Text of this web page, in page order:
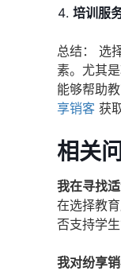
培训服
总结： 选
素。尤其
能够帮助
享销客 获
相关
我在寻找
在选择教
否支持学
我对纷享